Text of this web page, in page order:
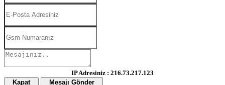
IP Adresiniz : 216.73.217.123
Kapat
Mesajı Gönder